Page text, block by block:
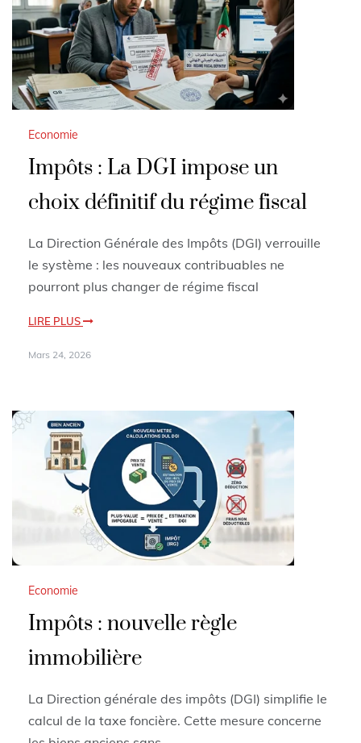
Economie
Impôts : La DGI impose un
choix définitif du régime fiscal
La Direction Générale des Impôts (DGI) verrouille
le système : les nouveaux contribuables ne
pourront plus changer de régime fiscal
LIRE PLUS
Mars 24, 2026
Economie
Impôts : nouvelle règle
immobilière
La Direction générale des impôts (DGI) simplifie le
calcul de la taxe foncière. Cette mesure concerne